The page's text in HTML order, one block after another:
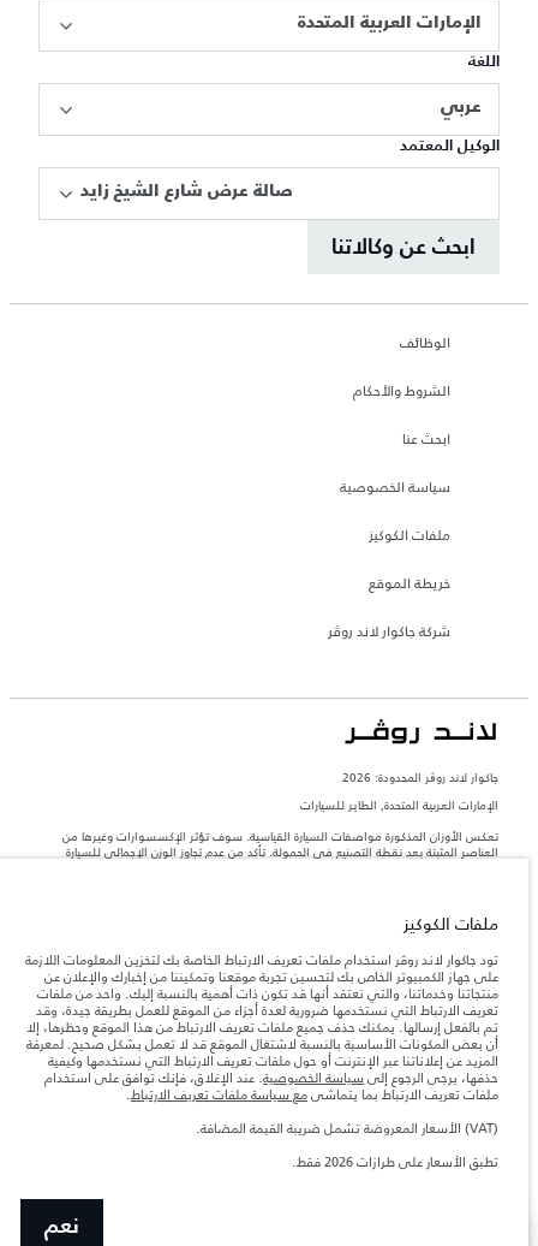
الإمارات العربية المتحدة
اللغة
عربي
الوكيل المعتمد
صالة عرض شارع الشيخ زايد
ابحث عن وكالاتنا
الوظائف
الشروط والأحكام
ابحث عنا
سياسة الخصوصية
ملفات الكوكيز
خريطة الموقع
شركة جاكوار لاند روڤر
جاكوار لاند روڨر المحدودة: 2026
الإمارات العربية المتحدة, الطاير للسيارات
تعكس الأوزان المذكورة مواصفات السيارة القياسية. سوف تؤثر الإكسسوارات وغيرها من
العناصر المثبتة بعد نقطة التصنيع في الحمولة. تأكد من عدم تجاوز الوزن الإجمالي للسيارة
المعلومات والمواصفات والأسعار والألوان المذكورة على هذا الموقع قد تختلف من بلد إلى
آخر، كما أنّها قد تتغير بدون إشعار مسبق. الرجاء التواصل مع وكيلنا المحلي للتأكد من توفّرها
والتحقق من الأسعار.
ملاحظة مهمة حول الصور والمواصفات.إن النقص العالمي في أشباه الموصلات يؤثر حاليًا
في مواصفات تصميم السيارات وتوفر الخيارات وتوقيتات التصاميم. هذا ظرف ديناميكي
للغاية، ونتيجة لذلك، قد لا تمثّل الصور المستخدَمة ضمن موقع الويب حاليًا المواصفات الحالية
بالكامل بالنسبة إلى الميزات والخيارات والحلية ومجموعات الألوان. يرجى استشارة وكيلك الذي
سيتمكّن من تأكيد أي تقييدات حالية معك للسماح لك باتخاذ قرار مدروس
الأرقام المقدمة هي نتيجة لاختبارات المصنع الرسمية وفقاً لتشريعات الاتحاد الأوروبي. قد
يتباين استهلك الوقود الفعلي للمركبة عن ذلك المتحقق في تلك الاختبارات كما أن هذه
الأرقام بغرض المقارنة فحسب.
الأسعار تنطبق فقط على الطرازات المصنعة في عام 2026
ملفات الكوكيز
تود جاكوار لاند روڤر استخدام ملفات تعريف الارتباط الخاصة بك لتخزين المعلومات اللازمة
على جهاز الكمبيوتر الخاص بك لتحسين تجربة موقعنا وتمكيننا من إخبارك والإعلان عن
منتجاتنا وخدماتنا، والتي نعتقد أنها قد تكون ذات أهمية بالنسبة إليك. واحد من ملفات
تعريف الارتباط التي نستخدمها ضرورية لعدة أجزاء من الموقع للعمل بطريقة جيدة، وقد
تم بالفعل إرسالها. يمكنك حذف جميع ملفات تعريف الارتباط من هذا الموقع وحظرها، إلا
أن بعض المكونات الأساسية بالنسبة لاشتغال الموقع قد لا تعمل بشكل صحيح. لمعرفة
المزيد عن إعلاناتنا عبر الإنترنت أو حول ملفات تعريف الارتباط التي نستخدمها وكيفية
حذفها، يرجى الرجوع إلى سياسة الخصوصية. عند الإغلاق، فإنك توافق على استخدام
ملفات تعريف الارتباط بما يتماشىمع سياسة ملفات تعريف الارتباط.
(VAT) الأسعار المعروضة تشمل ضريبة القيمة المضافة.
تطبق الأسعار على طرازات 2026 فقط.
نعم